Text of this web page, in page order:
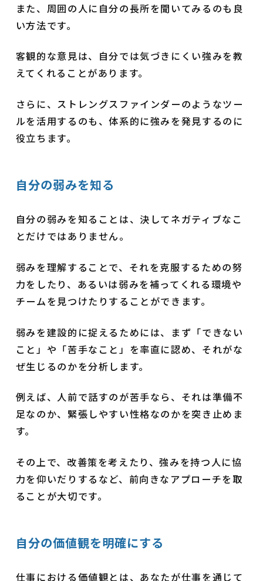
また、周囲の人に自分の長所を聞いてみるのも良
い方法です。
客観的な意見は、自分では気づきにくい強みを教
えてくれることがあります。
さらに、ストレングスファインダーのようなツー
ルを活用するのも、体系的に強みを発見するのに
役立ちます。
自分の弱みを知る
自分の弱みを知ることは、決してネガティブなこ
とだけではありません。
弱みを理解することで、それを克服するための努
力をしたり、あるいは弱みを補ってくれる環境や
チームを見つけたりすることができます。
弱みを建設的に捉えるためには、まず「できない
こと」や「苦手なこと」を率直に認め、それがな
ぜ生じるのかを分析します。
例えば、人前で話すのが苦手なら、それは準備不
足なのか、緊張しやすい性格なのかを突き止めま
す。
その上で、改善策を考えたり、強みを持つ人に協
力を仰いだりするなど、前向きなアプローチを取
ることが大切です。
自分の価値観を明確にする
仕事における価値観とは、あなたが仕事を通じて